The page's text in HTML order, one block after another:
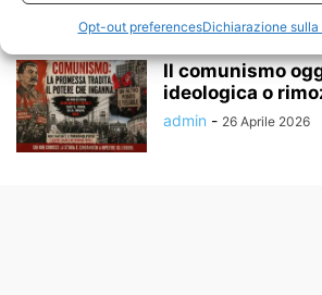
Opt-out preferencesDichiarazione sulla
Il comunismo
ideologica o
admin - 26 Aprile 2026